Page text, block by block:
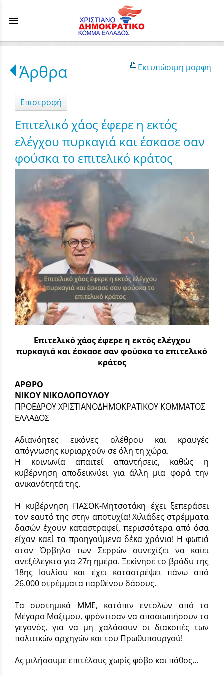
menu
Εκτυπώσιμη μορφή
Άρθρα
Επιστροφή
Επιτελικό χάος έφερε η εκτός
ελέγχου πυρκαγιά και έσκασε σαν
φούσκα το επιτελικό κράτος
Επιτελικό χάος έφερε η εκτός ελέγχου
πυρκαγιά και έσκασε σαν φούσκα το επιτελικό
κράτος
ΑΡΘΡΟ
ΝΙΚΟΥ ΝΙΚΟΛΟΠΟΥΛΟΥ
ΠΡΟΕΔΡΟΥ ΧΡΙΣΤΙΑΝΟΔΗΜΟΚΡΑΤΙΚΟΥ ΚΟΜΜΑΤΟΣ
ΕΛΛΑΔΟΣ
Αδιανόητες εικόνες ολέθρου και κραυγές
απόγνωσης κυριαρχούν σε όλη τη χώρα.
Η κοινωνία απαιτεί απαντήσεις, καθώς η
κυβέρνηση αποδεικνύει για άλλη μια φορά την
ανικανότητά της.
Η κυβέρνηση ΠΑΣΟΚ-Μητσοτάκη έχει ξεπεράσει
τον εαυτό της στην αποτυχία! Χιλιάδες στρέμματα
δασών έχουν καταστραφεί, περισσότερα από όσα
είχαν καεί τα προηγούμενα δέκα χρόνια! Η φωτιά
στον Όρβηλο των Σερρών συνεχίζει να καίει
ανεξέλεγκτα για 27η ημέρα. Ξεκίνησε το βράδυ της
18ης Ιουλίου και έχει καταστρέψει πάνω από
26.000 στρέμματα παρθένου δάσους.
Τα συστημικά ΜΜΕ, κατόπιν εντολών από το
Μέγαρο Μαξίμου, φρόντισαν να αποσιωπήσουν το
γεγονός, για να μη χαλάσουν οι διακοπές των
πολιτικών αρχηγών και του Πρωθυπουργού!
Ας μιλήσουμε επιτέλους χωρίς φόβο και πάθος...